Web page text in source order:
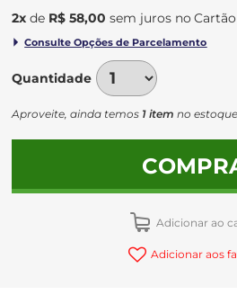
2x de R$ 58,00 sem juros no
Quantidade
Aproveite, ainda temos 1 item no estoque
Adicionar ao
Adicionar aos